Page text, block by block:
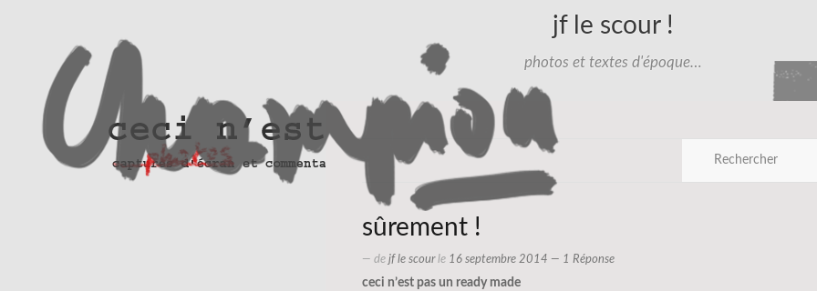
jf le scour !
photos et textes d'époque…
sûrement !
— de jf le scourle 16 septembre 2014 — 1 Réponse
ceci n’est pas un ready made